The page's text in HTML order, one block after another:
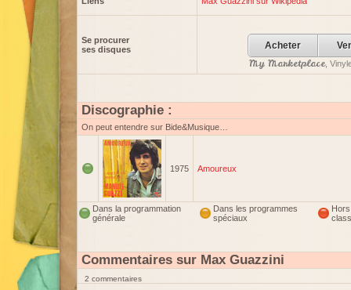
Se procurer
ses disques
Acheter
My Marketplace,
Discographie :
On peut entendre sur Bide&Musique…
1975 Amoureux
Dans la programmation
générale
Dans les programmes
spéciaux
Hors
Commentaires sur Max Guazzini
2 commentaires